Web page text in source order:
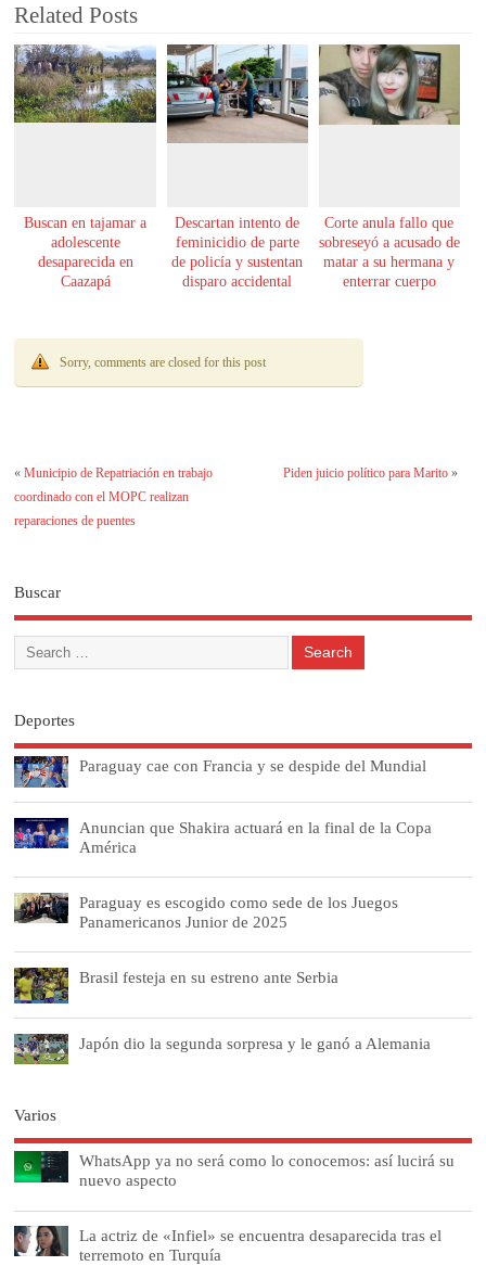
Related Posts
Buscan en tajamar a
adolescente
desaparecida en
Caazapá
Descartan intento de
feminicidio de parte
de policía y sustentan
disparo accidental
Corte anula fallo que
sobreseyó a acusado de
matar a su hermana y
enterrar cuerpo
Sorry, comments are closed for this post
«Municipio de Repatriación en trabajo
coordinado con el MOPC realizan
reparaciones de puentes
Piden juicio político para Marito»
Buscar
Deportes
Paraguay cae con Francia y se despide del Mundial
Anuncian que Shakira actuará en la final de la Copa
América
Paraguay es escogido como sede de los Juegos
Panamericanos Junior de 2025
Brasil festeja en su estreno ante Serbia
Japón dio la segunda sorpresa y le ganó a Alemania
Varios
WhatsApp ya no será como lo conocemos: así lucirá su
nuevo aspecto
La actriz de «Infiel» se encuentra desaparecida tras el
terremoto en Turquía